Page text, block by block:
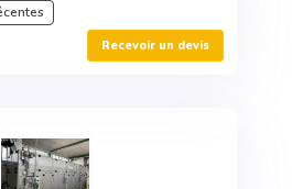
Recevoir un devis